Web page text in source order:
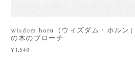
wisdom horn（ウィズダム・ホルン
の木のブローチ
¥1,540